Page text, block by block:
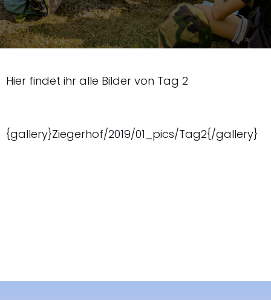
Hier findet ihr alle Bilder von Tag 2
{gallery}Ziegerhof/2019/01_pics/Tag2{/gallery}